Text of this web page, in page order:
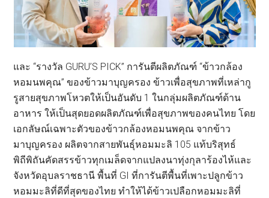
และ “รางวัล GURU’S PICK” การันตีผลิตภัณฑ์ “ข้าวกล้อง
หอมนพคุณ” ของข้าวมาบุญครอง ข้าวเพื่อสุขภาพที่เหล่ากู
รูสายสุขภาพโหวตให้เป็นอันดับ 1 ในกลุ่มผลิตภัณฑ์ด้าน
อาหาร ให้เป็นสุดยอดผลิตภัณฑ์เพื่อสุขภาพของคนไทย โดย
เอกลัษณ์เฉพาะตัวของข้าวกล้องหอมนพคุณ จากข้าว
มาบุญครอง ผลิตจากสายพันธุ์หอมมะลิ 105 แท้บริสุทธ์
พิถีพิถันคัดสรรข้าวทุกเมล็ดจากแปลงนาทุ่งกุลาร้องไห้และ
จังหวัดอุบลราชธานี พื้นที่ GI ที่การันตีพื้นที่เพาะปลูกข้าว
หอมมะลิที่ดีที่สุดของไทย ทำให้ได้ข้าวเปลือกหอมมะลิที่